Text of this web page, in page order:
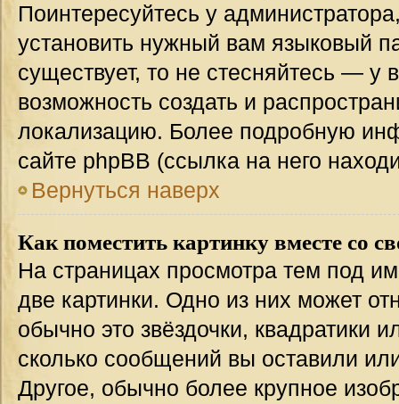
Поинтересуйтесь у
установить нужный вам языковый
существует, то не стесняйтесь — у
возможность создать и
локализацию. Более подробную
сайте phpBB (ссылка на него
Вернуться наверх
Как поместить картинку вместе со
На страницах просмотра тем под
две картинки. Одно из них может
обычно это звёздочки, квадратики
сколько сообщений вы оставили
Другое, обычно более крупное